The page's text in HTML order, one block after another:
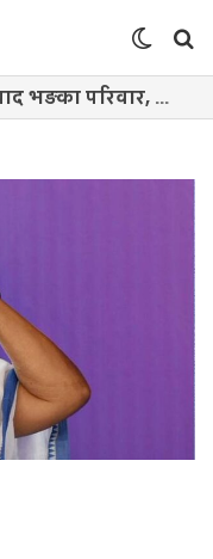
Switch
skin
लुधियाना में युवक की हत्या के बाद भड़का परिवार, हाईवे जाम कर शुरू किया धरना